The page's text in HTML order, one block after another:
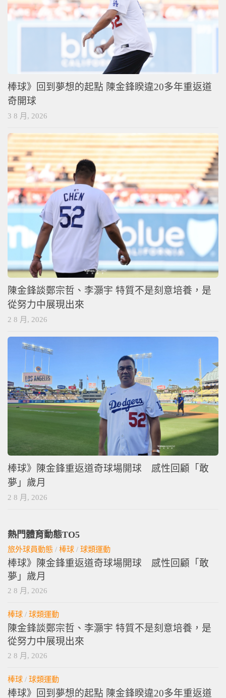
棒球》回到夢想的起點 陳金鋒睽違20多年重返道
奇開球
3 8 月, 2026
陳金鋒談鄭宗哲、李灝宇 特質不是刻意培養，是
從努力中展現出來
2 8 月, 2026
棒球》陳金鋒重返道奇球場開球 感性回顧「敢
夢」歲月
2 8 月, 2026
熱門體育動態TO5
旅外球員動態 / 棒球 / 球類運動
棒球》陳金鋒重返道奇球場開球 感性回顧「敢
夢」歲月
2 8 月, 2026
棒球 / 球類運動
陳金鋒談鄭宗哲、李灝宇 特質不是刻意培養，是
從努力中展現出來
2 8 月, 2026
棒球 / 球類運動
棒球》回到夢想的起點 陳金鋒睽違20多年重返道